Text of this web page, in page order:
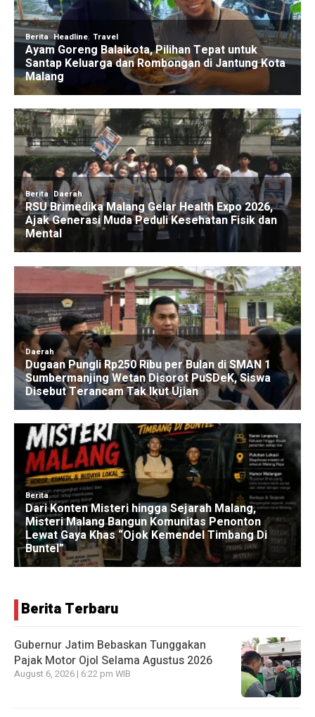
Berita Terbaru
Gubernur Jatim Bebaskan Tunggakan
Pajak Motor Ojol Selama Agustus 2026
August 6, 2026 | 6:22 pm WIB